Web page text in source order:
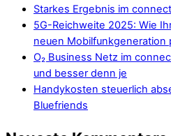
Starkes Ergebnis im
5G-Reichweite 2025: Wie
neuen Mobilfunkgeneration
O₂ Business Netz im
und besser denn je
Handykosten steuerlich
Bluefriends